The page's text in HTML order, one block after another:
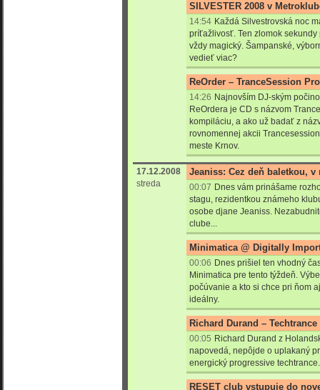
SILVESTER 2008 v
14:54 Každá Silvestrovská noc
príťažlivosť. Ten zlomok
vždy magický. Šampanské,
vedieť viac?
ReOrder – TranceSession
14:26 Najnovším DJ-ským
ReOrdera je CD s názvom
kompiláciu, a ako už badať z
rovnomennej akcii
meste Krnov.
17.12.2008
streda
Jeaniss: Cez deň baletkou,
00:07 Dnes vám prinášame
stagu, rezidentkou známeho
osobe djane Jeaniss.
clube...
Minimatica @ Digitally
00:06 Dnes prišiel ten vhodný
Minimatica pre tento týždeň.
počúvanie a kto si chce pri ňom
ideálny.
Richard Durand –
00:05 Richard Durand z
napovedá, nepôjde o uplakaný
energický progressive techtrance.
RESET club vstupuje do